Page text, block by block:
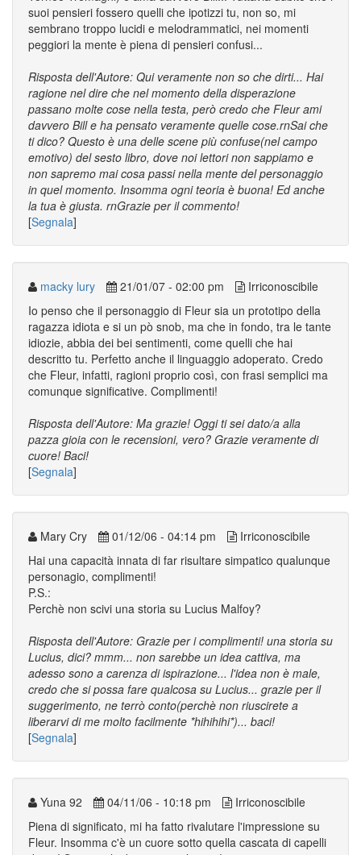
suoi pensieri fossero quelli che ipotizzi tu, non so, mi
sembrano troppo lucidi e melodrammatici, nei momenti
peggiori la mente è piena di pensieri confusi...
Risposta dell'Autore: Qui veramente non so che dirti... Hai
ragione nel dire che nel momento della disperazione
passano molte cose nella testa, però credo che Fleur ami
davvero Bill e ha pensato veramente quelle cose.rnSai che
ti dico? Questo è una delle scene più confuse(nel campo
emotivo) del sesto libro, dove noi lettori non sappiamo e
non sapremo mai cosa passi nella mente del personaggio
in quel momento. Insomma ogni teoria è buona! Ed anche
la tua è giusta. rnGrazie per il commento!
[Segnala]
macky lury 21/01/07 - 02:00 pm
Irriconoscibile
Io penso che il personaggio di Fleur sia un prototipo della
ragazza idiota e si un pò snob, ma che in fondo, tra le tante
idiozie, abbia dei bei sentimenti, come quelli che hai
descritto tu. Perfetto anche il linguaggio adoperato. Credo
che Fleur, infatti, ragioni proprio così, con frasi semplici ma
comunque significative. Complimenti!
Risposta dell'Autore: Ma grazie! Oggi ti sei dato/a alla
pazza gioia con le recensioni, vero? Grazie veramente di
cuore! Baci!
[Segnala]
Mary Cry 01/12/06 - 04:14 pm
Irriconoscibile
Hai una capacità innata di far risultare simpatico qualunque
personagio, complimenti!
P.S.:
Perchè non scivi una storia su Lucius Malfoy?
Risposta dell'Autore: Grazie per i complimenti! una storia su
Lucius, dici? mmm... non sarebbe un idea cattiva, ma
adesso sono a carenza di ispirazione... l'idea non è male,
credo che si possa fare qualcosa su Lucius... grazie per il
suggerimento, ne terrò conto(perchè non riuscirete a
liberarvi di me molto facilmente *hihihihi*)... baci!
[Segnala]
Yuna 92 04/11/06 - 10:18 pm
Irriconoscibile
Piena di significato, mi ha fatto rivalutare l'impressione su
Fleur. Insomma c'è un cuore sotto quella cascata di capelli